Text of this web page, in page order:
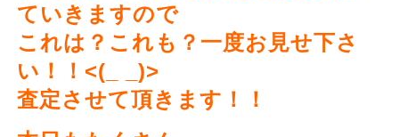
ていきますので
これは？これも？一度お見せ下さ
い！！<(_ _)>
査定させて頂きます！！